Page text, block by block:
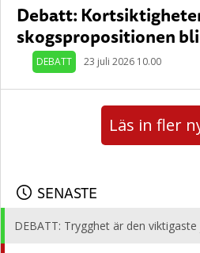
Debatt:
skogspropositionen
DEBATT 23 juli 2026 10.00
Läs in fler
SENASTE
DEBATT: Trygghet är den